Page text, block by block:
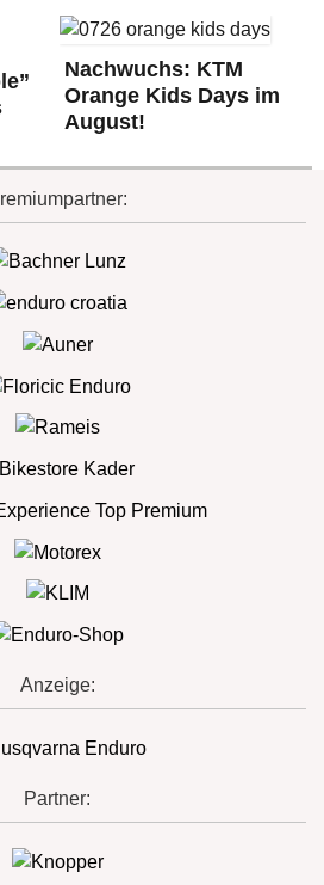
Nachwuchs: KTM
Orange Kids Days im
August!
Anzeige:
Partner: